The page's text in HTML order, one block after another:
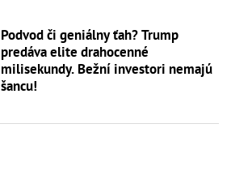
Podvod či geniálny ťah? Trump
predáva elite drahocenné
milisekundy. Bežní investori nemajú
šancu!